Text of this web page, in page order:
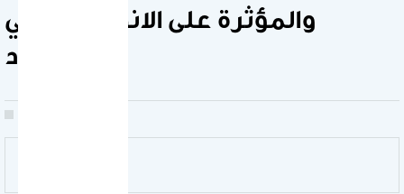
والمؤثرة على الانحدار الخطي
المتعدد